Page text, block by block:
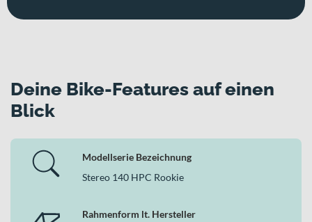
Deine Bike-Features auf einen
Blick
Modellserie Bezeichnung
Stereo 140 HPC Rookie
Rahmenform lt. Hersteller